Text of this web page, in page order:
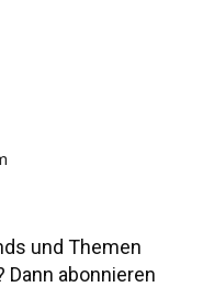
und Themen
Dann abonnieren